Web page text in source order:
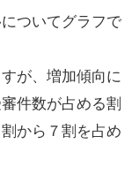
ついてグラフで
が、増加傾向に
件数が占める割
から７割を占め